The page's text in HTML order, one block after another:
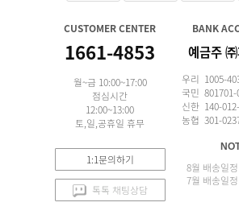
CUSTOMER CENTER
1661-4853
월~금 10:00~17:00
점심시간
12:00~13:00
토,일,공휴일 휴무
1:1문의하기
톡톡 채팅상담
BANK
예금주
우리 1005-
국민 801701-
신한 140-
농협 301-